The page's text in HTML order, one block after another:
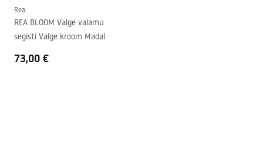
Rea
REA BLOOM Valge valamu
segisti Valge kroom Madal
73,00 €